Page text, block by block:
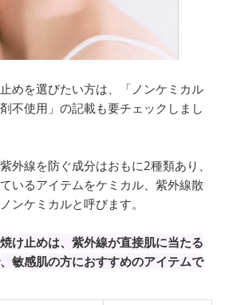
めを選びたい方は、「ノンケミカル
不使用」の記載も要チェックしまし
外線を防ぐ成分はおもに2種類あり、
いるアイテムをケミカル、紫外線散
ンケミカルと呼びます。
け止めは、紫外線が直接肌に当たる
敏感肌の方におすすめのアイテムで